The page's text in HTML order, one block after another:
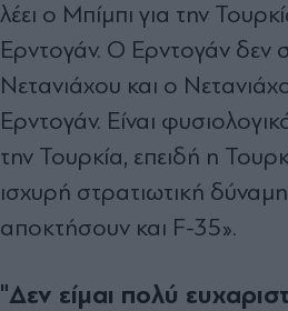
λέει ο Μπίμπι για την
Ερντογάν. Ο Ερντογάν δεν
Νετανιάχου και ο
Ερντογάν. Είναι
την Τουρκία, επειδή η
ισχυρή στρατιωτική
αποκτήσουν και F-35».
"Δεν είμαι πολύ